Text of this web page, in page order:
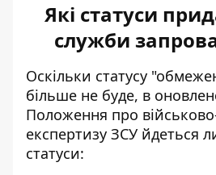
Які статуси
служби
Оскільки статусу
більше не буде, в
Положення про
експертизу ЗСУ йдеться
статуси: